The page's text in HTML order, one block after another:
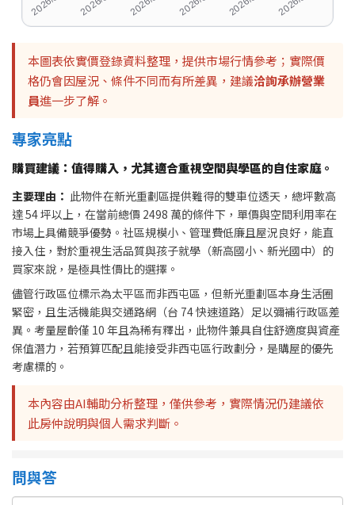
本圖表依實價登錄資料整理，提供市場行情參考；實際價
格仍會因屋況、條件不同而有所差異，建議洽詢承辦營業
員進一步了解。
專家亮點
購買建議：值得購入，尤其適合重視空間與學區的自住家庭。
主要理由： 此物件在新光重劃區提供難得的雙車位透天，總坪數高
達 54 坪以上，在當前總價 2498 萬的條件下，單價與空間利用率在
市場上具備競爭優勢。社區規模小、管理費低廉且屋況良好，能直
接入住，對於重視生活品質與孩子就學（新高國小、新光國中）的
買家來說，是極具性價比的選擇。
儘管行政區位標示為太平區而非西屯區，但新光重劃區本身生活圈
緊密，且生活機能與交通路網（台 74 快速道路）足以彌補行政區差
異。考量屋齡僅 10 年且為稀有釋出，此物件兼具自住舒適度與資產
保值潛力，若預算匹配且能接受非西屯區行政劃分，是購屋的優先
考慮標的。
本內容由AI輔助分析整理，僅供參考，實際情況仍建議依
此房仲說明與個人需求判斷。
問與答